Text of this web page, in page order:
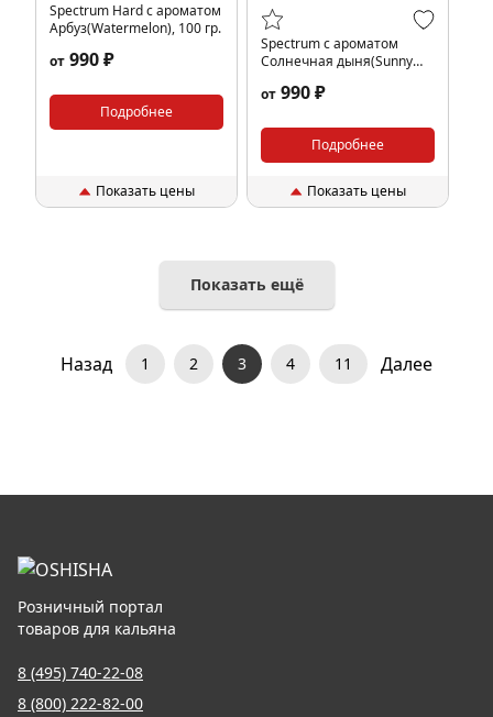
Spectrum Hard с ароматом
Арбуз(Watermelon), 100 гр.
от 990 ₽
Подробнее
Показать цены
Spectrum с ароматом
Солнечная дыня(Sunny
от 990 ₽
Подробнее
Показать цены
Показать ещё
Назад 1 2 3 4 11 Далее
Розничный портал
товаров для кальяна
8 (495) 740-22-08
8 (800) 222-82-00